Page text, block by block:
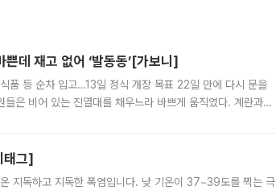
데 재고 없어 ‘발동동’[가보니]
품 등 순차 입고…13일 정식 개장 목표 22일 만에 다시 문을
은 비어 있는 진열대를 채우느라 바쁘게 움직였다. 계란과
태그]
지독하고 지독한 폭염입니다. 낮 기온이 37~39도를 찍는 극